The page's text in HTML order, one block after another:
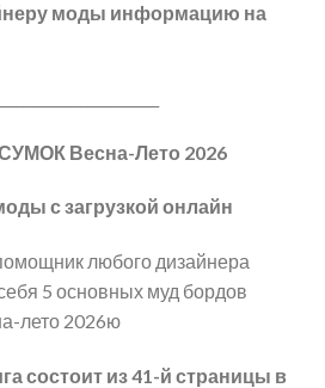
моды информацию на
Весна-Лето 2026
с загрузкой онлайн
любого дизайнера
5 основных муд бордов
лето 2026ю
состоит из 41-й страницы в